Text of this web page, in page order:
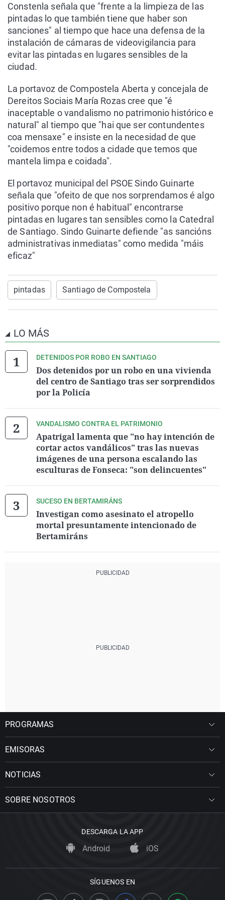
Constenla señala que "frente a la limpieza de las
pintadas lo que también tiene que haber son
sanciones" al tiempo que hace una defensa de la
instalación de cámaras de videovigilancia para
evitar las pintadas en lugares sensibles de la
ciudad.
La portavoz de Compostela Aberta y concejala de
Dereitos Sociais María Rozas cree que "é
inaceptable o vandalismo no patrimonio histórico e
natural" al tiempo que "hai que ser contundentes
coa mensaxe" e insiste en la necesidad de que
"coidemos entre todos a cidade que temos que
mantela limpa e coidada".
El portavoz municipal del PSOE Sindo Guinarte
señala que "ofeito de que nos sorprendamos é algo
positivo porque non é habitual" encontrarse
pintadas en lugares tan sensibles como la Catedral
de Santiago. Sindo Guinarte defiende "as sancións
administrativas inmediatas" como medida "máis
eficaz"
pintadas Santiago de Compostela
LO MÁS
DETENIDOS POR ROBO EN SANTIAGO
Dos detenidos por un robo en una vivienda
del centro de Santiago tras ser sorprendidos
por la Policía
VANDALISMO CONTRA EL PATRIMONIO
Apatrigal lamenta que "no hay intención de
cortar actos vandálicos" tras las nuevas
imágenes de una persona escalando las
esculturas de Fonseca: "son delincuentes"
SUCESO EN BERTAMIRÁNS
Investigan como asesinato el atropello
mortal presuntamente intencionado de
Bertamiráns
PROGRAMAS
EMISORAS
NOTICIAS
SOBRE NOSOTROS
DESCARGA LA APP
Android iOS
SÍGUENOS EN